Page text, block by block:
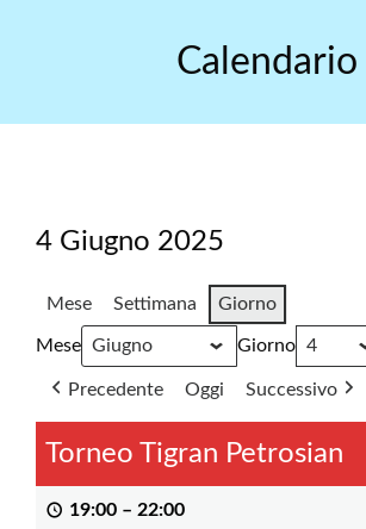
Calendario
4 Giugno 2025
Mese Settimana Giorno
Mese Giorno
Precedente Oggi Successivo
Torneo Tigran Petrosian
19:00 – 22:00